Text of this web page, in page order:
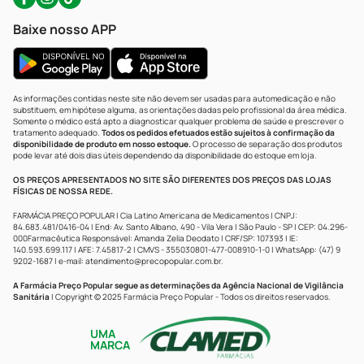
Baixe nosso APP
As informações contidas neste site não devem ser usadas para automedicação e não
substituem, em hipótese alguma, as orientações dadas pelo profissional da área médica.
Somente o médico está apto a diagnosticar qualquer problema de saúde e prescrever o
tratamento adequado. Todos os pedidos efetuados estão sujeitos à confirmação da
disponibilidade de produto em nosso estoque.O processo de separação dos produtos
pode levar até dois dias úteis dependendo da disponibilidade do estoque em loja.
OS PREÇOS APRESENTADOS NO SITE SÃO DIFERENTES DOS PREÇOS DAS LOJAS
FÍSICAS DE NOSSA REDE.
FARMÁCIA PREÇO POPULAR | Cia Latino Americana de Medicamentos | CNPJ:
84.683.481/0416-04 | End: Av. Santo Albano, 490 - Vila Vera | São Paulo - SP | CEP: 04.296-
000Farmacêutica Responsável: Amanda Zelia Deodato | CRF/SP: 107393 | IE:
140.593.699.117 | AFE: 7.45817-2 | CMVS - 355030801-477-008910-1-0 | WhatsApp: (47) 9
9202-1687 | e-mail: atendimento@precopopular.com.br.
A Farmácia Preço Popular segue as determinações da Agência Nacional de Vigilância
Sanitária | Copyright © 2025 Farmácia Preço Popular - Todos os direitos reservados.
UMA
MARCA